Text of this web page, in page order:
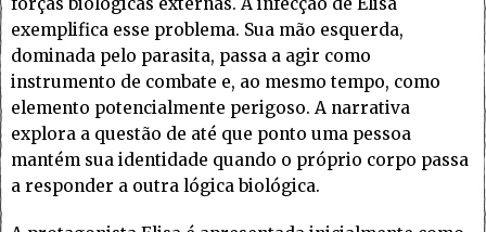
forças biológicas externas. A infecção de Elisa
exemplifica esse problema. Sua mão esquerda,
dominada pelo parasita, passa a agir como
instrumento de combate e, ao mesmo tempo, como
elemento potencialmente perigoso. A narrativa
explora a questão de até que ponto uma pessoa
mantém sua identidade quando o próprio corpo passa
a responder a outra lógica biológica.